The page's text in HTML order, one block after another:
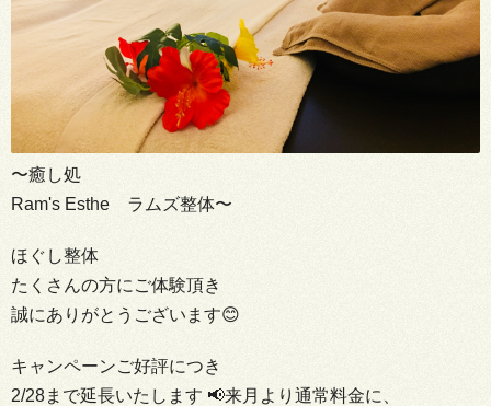
〜癒し処
Ram's Esthe ラムズ整体〜
ほぐし整体
たくさんの方にご体験頂き
誠にありがとうございます😊
キャンペーンご好評につき
2/28まで延長いたします 📢来月より通常料金に、